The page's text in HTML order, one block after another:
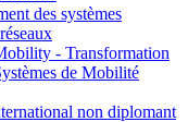
des systèmes
- Transformation
de Mobilité
non diplomant